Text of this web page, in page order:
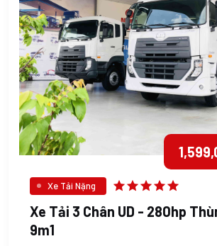
Xe Tải Nặng
Xe Tải 3 Chân UD - 280hp
9m1